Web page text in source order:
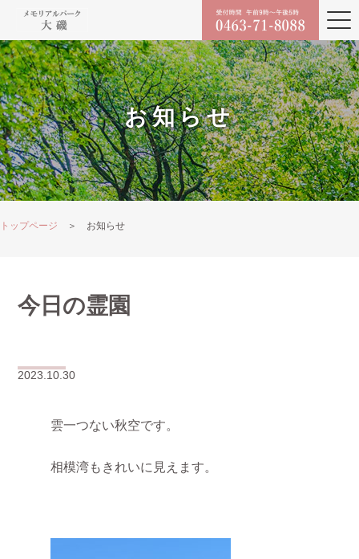
お知らせ
トップページ ＞ お知らせ
今日の霊園
2023.10.30
雲一つない秋空です。
相模湾もきれいに見えます。